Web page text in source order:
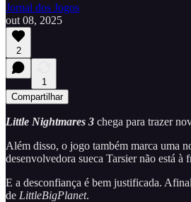
Jornal dos Jogos
out 08, 2025
2
1
Compartilhar
Little Nightmares 3 chega para trazer
Além disso, o jogo também marca uma
desenvolvedora sueca Tarsier não está
E a desconfiança é bem justificada.
de LittleBigPlanet.